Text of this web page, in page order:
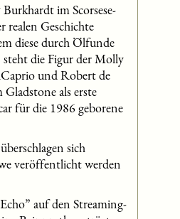
im Scorsese-
Geschichte
diese durch Ölfunde
die Figur der Molly
und Robert de
als erste
für die 1986 geborene
sich
veröffentlicht werden
auf den Streaming-